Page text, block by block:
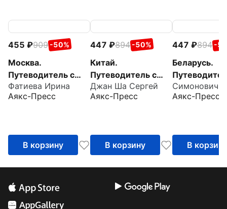
455 909 -50%
Москва.
Путеводитель с
маршрутами
Фатиева Ирина
Аякс-Пресс
В корзину
447 894 -50%
Китай.
Путеводитель с
маршрутами +
карта
Джан Ша Сергей
Аякс-Пресс
В корзину
447 894 -
Беларусь.
маршрутами
Аякс-Пресс
В корзину